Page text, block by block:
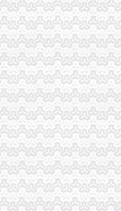
续|海关|重庆|
报有关事宜的
学发展_
频道-和讯网
公务员-
龙网